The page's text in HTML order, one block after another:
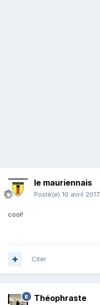
le mauriennais
Posté(e) 10 avril 2017
cool!
Citer
Théophraste